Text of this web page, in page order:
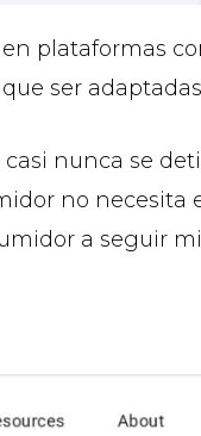
plataformas
ser
nunca se
no necesita
a seguir